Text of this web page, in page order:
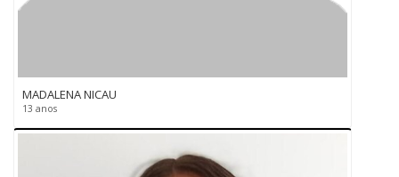
MADALENA NICAU
13 anos